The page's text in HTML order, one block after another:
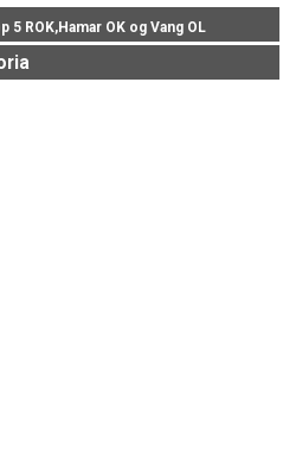
5 ROK,Hamar OK og Vang OL